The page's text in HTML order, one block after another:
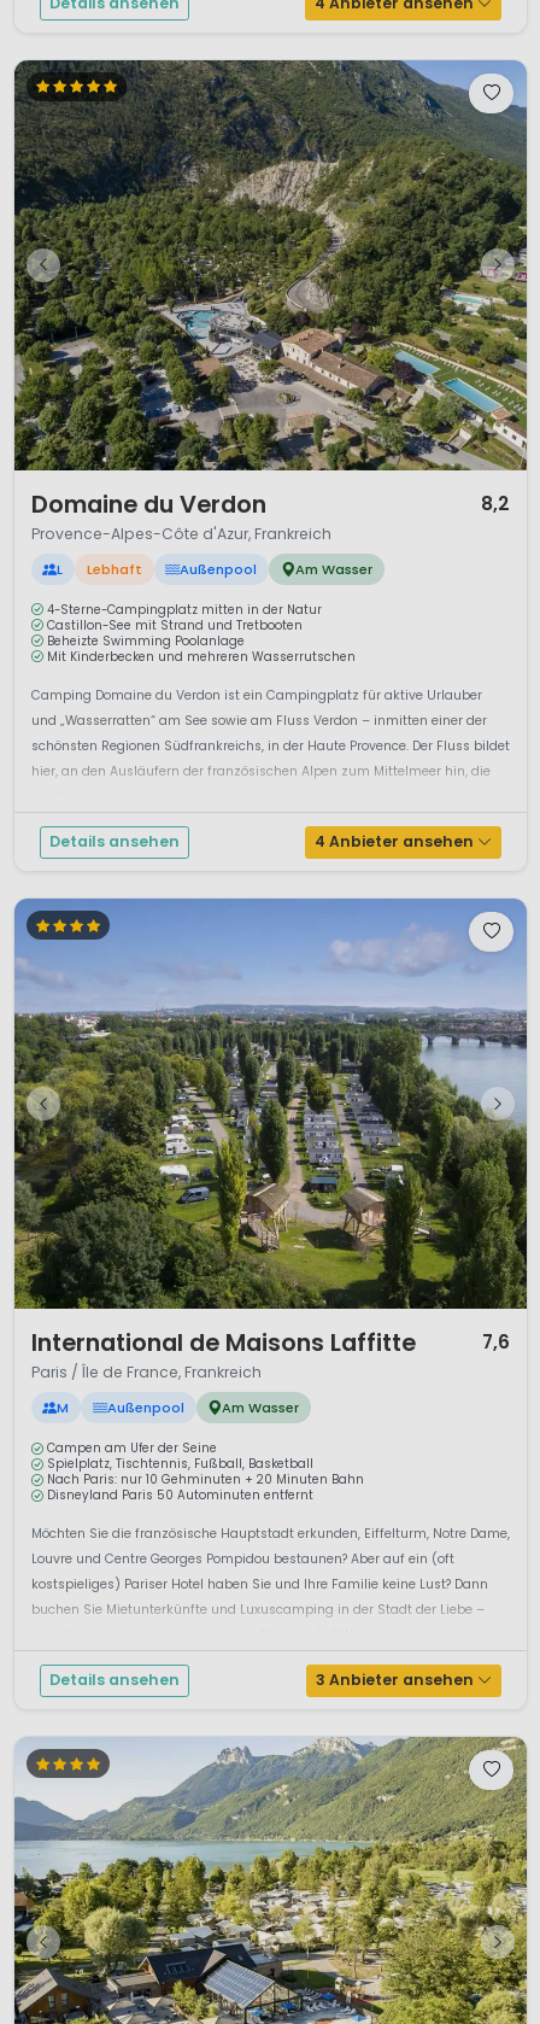
Domaine du Verdon 8,2
Provence-Alpes-Côte d'Azur, Frankreich
L Lebhaft Außenpool Am Wasser
4-Sterne-Campingplatz mitten in der Natur
Castillon-See mit Strand und Tretbooten
Beheizte Swimming Poolanlage
Mit Kinderbecken und mehreren Wasserrutschen
Camping Domaine du Verdon ist ein Campingplatz für aktive Urlauber
und „Wasserratten“ am See sowie am Fluss Verdon – inmitten einer der
schönsten Regionen Südfrankreichs, in der Haute Provence. Der Fluss bildet
hier, an den Ausläufern der französischen Alpen zum Mittelmeer hin, die
Details ansehen 4 Anbieter ansehen
International de Maisons Laffitte 7,6
Paris / Île de France, Frankreich
M Außenpool Am Wasser
Campen am Ufer der Seine
Spielplatz, Tischtennis, Fußball, Basketball
Nach Paris: nur 10 Gehminuten + 20 Minuten Bahn
Disneyland Paris 50 Autominuten entfernt
Möchten Sie die französische Hauptstadt erkunden, Eiffelturm, Notre Dame,
Louvre und Centre Georges Pompidou bestaunen? Aber auf ein (oft
kostspieliges) Pariser Hotel haben Sie und Ihre Familie keine Lust? Dann
buchen Sie Mietunterkünfte und Luxuscamping in der Stadt der Liebe –
Details ansehen 3 Anbieter ansehen